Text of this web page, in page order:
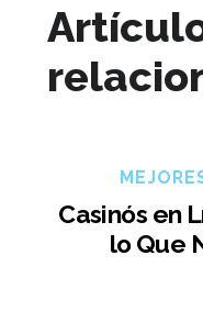
Casinós en
lo Que